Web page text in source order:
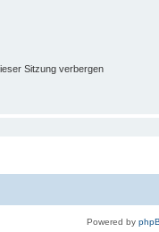
Sitzung verbergen
Powered by